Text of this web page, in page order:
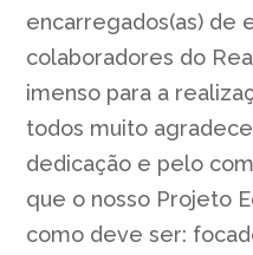
encarregados(as) de
colaboradores do
imenso para a
todos muito
dedicação e pelo
que o nosso Projeto
como deve ser: